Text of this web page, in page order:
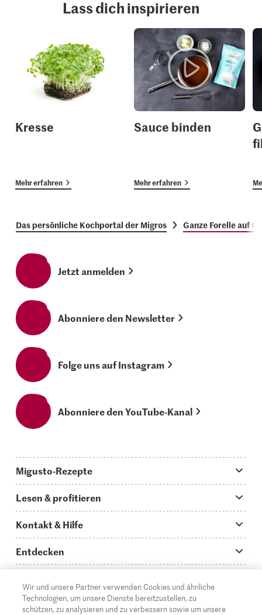
Lass dich inspirieren
Kresse
Mehr erfahren
Sauce binden
Mehr erfahren
Das persönliche Kochportal der Migros Ganze Forelle auf
Jetzt anmelden
Abonniere den Newsletter
Folge uns auf Instagram
Abonniere den YouTube-Kanal
Migusto-Rezepte
Was koche ich heute?
Hauptgerichte
Schnelle & einfache Rezepte
Apéro & Fingerfood
Lesen & profitieren
Storys
How to-Videos
Glossar
Kontakt & Hilfe
Infos zum Kochen mit Migusto
Kontakt
Entdecken
Supermarkt
Migros Online
DE FR IT
Wir und unsere Partner verwenden Cookies und ähnliche
Technologien, um unsere Dienste bereitzustellen, zu
schützen, zu analysieren und zu verbessern sowie um unsere